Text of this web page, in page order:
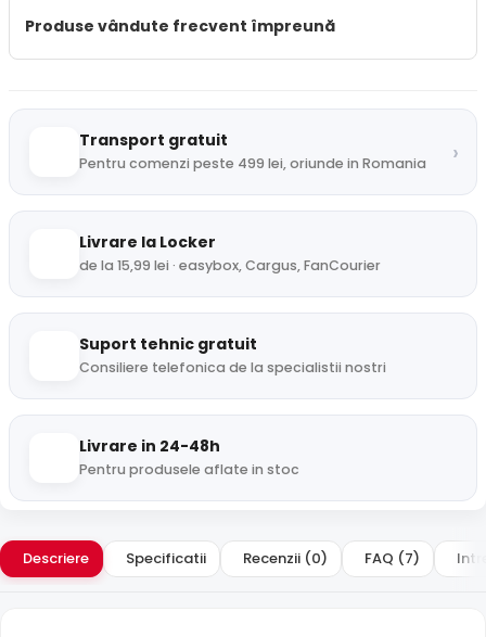
Produse vândute frecvent împreună
Transport gratuit
Pentru comenzi peste 499 lei, oriunde in Romania ›
Livrare la Locker
de la 15,99 lei · easybox, Cargus, FanCourier
Suport tehnic gratuit
Consiliere telefonica de la specialistii nostri
Livrare in 24-48h
Pentru produsele aflate in stoc
Descriere Specificatii Recenzii (0) FAQ (7)